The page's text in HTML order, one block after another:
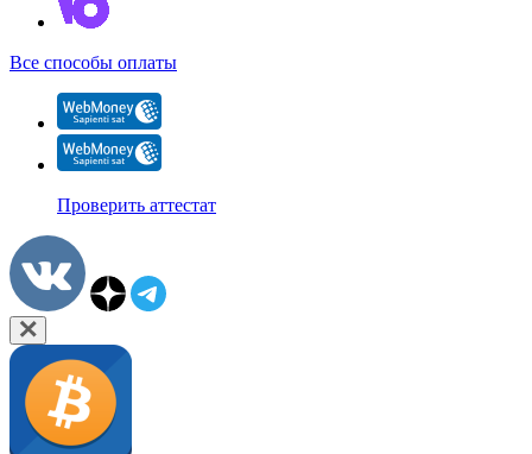
Все способы оплаты
Проверить аттестат